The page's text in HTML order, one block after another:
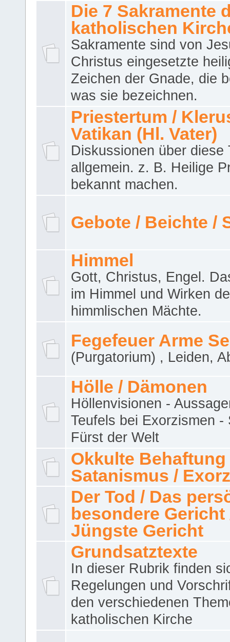
Die 7 Sakramente
katholischen
Sakramente sind von
Christus eingesetzte
Zeichen der Gnade, die
was sie bezeichnen.
Priestertum /
Vatikan (Hl. Vater)
Diskussionen über diese
allgemein. z. B. Heilige
bekannt machen.
Gebote / Beichte /
Himmel
Gott, Christus, Engel.
im Himmel und Wirken
himmlischen Mächte.
Fegefeuer Arme
(Purgatorium) , Leiden,
Hölle / Dämonen
Höllenvisionen -
Teufels bei Exorzismen -
Fürst der Welt
Okkulte Behaftung
Satanismus /
Der Tod / Das
besondere Gericht
Jüngste Gericht
Grundsatztexte
In dieser Rubrik finden
Regelungen und
den verschiedenen
katholischen Kirche